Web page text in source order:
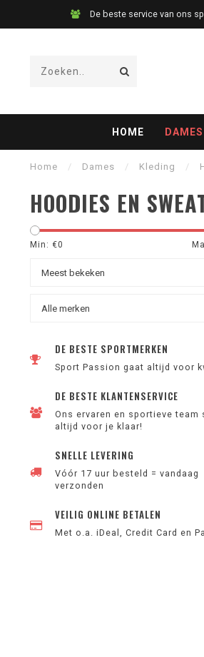
De beste service van ons
HOME DAMES
Home / Dames / Kleding /
HOODIES EN
Min: €0
DE BESTE SPORTMERKEN
Sport Passion gaat altijd voor
DE BESTE KLANTENSERVICE
Ons ervaren en sportieve team
altijd voor je klaar!
SNELLE LEVERING
Vóór 17 uur besteld = vandaag
verzonden
VEILIG ONLINE BETALEN
Met o.a. iDeal, Credit Card en